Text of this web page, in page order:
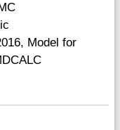
Model for